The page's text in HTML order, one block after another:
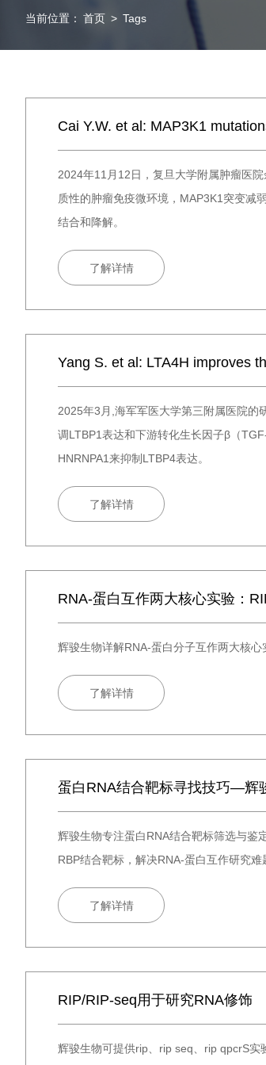
当前位置： 首页 > Tags
Cai Y.W. et al: MAP3K1
2024年11月12日，复旦大学附属肿瘤医
质性的肿瘤免疫微环境，MAP3K1突变减
结合和降解。
了解详情
Yang S. et al: LTA4H improves
2025年3月,海军军医大学第三附属医院的
调LTBP1表达和下游转化生长因子β（
HNRNPA1来抑制LTBP4表达。
了解详情
RNA-蛋白互作两大核心实验：
辉骏生物详解RNA-蛋白分子互作两大核
了解详情
蛋白RNA结合靶标寻找技巧—辉
辉骏生物专注蛋白RNA结合靶标筛选与鉴
RBP结合靶标，解决RNA-蛋白互作研究
了解详情
RIP/RIP-seq用于研究RNA修饰
辉骏生物可提供rip、rip seq、rip qpcrS实